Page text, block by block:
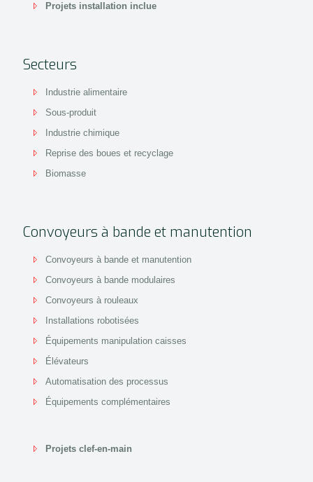
Projets installation inclue
Secteurs
Industrie alimentaire
Sous-produit
Industrie chimique
Reprise des boues et recyclage
Biomasse
Convoyeurs à bande et manutention
Convoyeurs à bande et manutention
Convoyeurs à bande modulaires
Convoyeurs à rouleaux
Installations robotisées
Équipements manipulation caisses
Élévateurs
Automatisation des processus
Équipements complémentaires
Projets clef-en-main